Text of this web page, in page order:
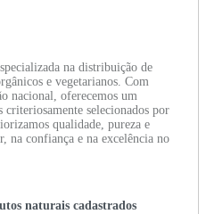
na distribuição de
e vegetarianos. Com
nacional, oferecemos um
selecionados por
qualidade, pureza e
na confiança e na excelência no
naturais cadastrados